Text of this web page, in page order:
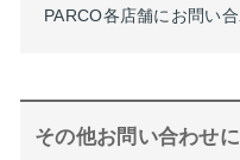
その他お問い合わせ